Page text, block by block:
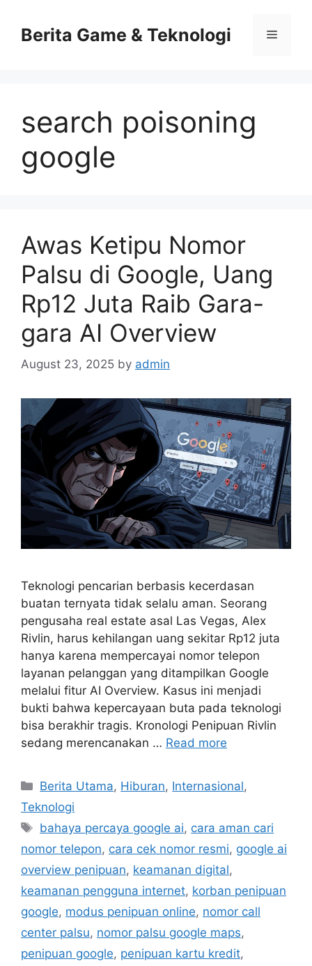
contentBerita Game & Teknologi Menu
search poisoning
google
Awas Ketipu Nomor
Palsu di Google, Uang
Rp12 Juta Raib Gara-
gara AI Overview
August 23, 2025 by admin
Teknologi pencarian berbasis kecerdasan
buatan ternyata tidak selalu aman. Seorang
pengusaha real estate asal Las Vegas, Alex
Rivlin, harus kehilangan uang sekitar Rp12 juta
hanya karena mempercayai nomor telepon
layanan pelanggan yang ditampilkan Google
melalui fitur AI Overview. Kasus ini menjadi
bukti bahwa kepercayaan buta pada teknologi
bisa berakhir tragis. Kronologi Penipuan Rivlin
sedang merencanakan … Read more
C
a
e
g
o
r
e
s
Berita Utama, Hiburan, Internasional,
Teknologi
T
a
s
bahaya percaya google ai, cara aman cari
nomor telepon, cara cek nomor resmi, google ai
overview penipuan, keamanan digital,
keamanan pengguna internet, korban penipuan
google, modus penipuan online, nomor call
center palsu, nomor palsu google maps,
penipuan google, penipuan kartu kredit,